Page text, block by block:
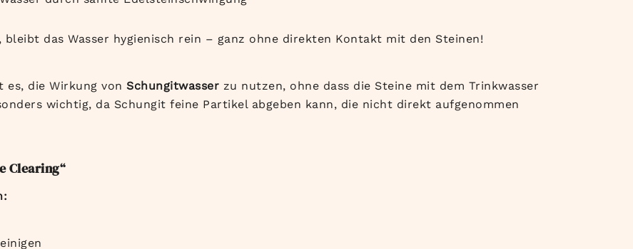
das Wasser hygienisch rein – ganz ohne direkten Kontakt mit den Steinen!
es, die Wirkung von Schungitwasser zu nutzen, ohne dass die Steine mit dem Trinkwasser
wichtig, da Schungit feine Partikel abgeben kann, die nicht direkt aufgenommen
Clearing“